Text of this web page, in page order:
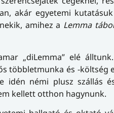
akár egyetemi
amihez a Lemma
„diLemma” elé
többletmunka és -költség
idén némi plusz szállás
kellett otthon hagynunk.